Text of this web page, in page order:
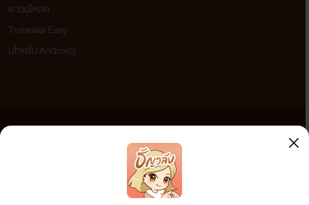
หญิงสาวสะบัดหัวไปมาพยายามยกสะโพก
แอ่นรับสร้างความสะใจให้เด็กหนุ่มสุดกำลัง
เธอช่างสุขใจจริงๆที่หม้อของเธอมีค่าในความรู้สึกของเด็กหนุ่ม
“โอ๊ยโอ๊ยพี่ผมจะทนไม่ไหวแล้วนะน้ำผมจะแตกแล้ว”
ดาวน์โหลด
Tunwalai Easy
(สำหรับ Android)
เว็บไซต์แห่งนี้ไม่ได้เห็นด้วยและไม่ขอรับผิดชอบต่อข้อความใดๆ ทั้งสิ้น ดังนั้นผู้อ่านทุกท่านโปรดใช้
วิจารณญาณในการกลั่นกรองด้วยตนเอง และหากท่านพบข้อความใดๆ ที่ขัดต่อกฎหมายและศีลธรรม
กรุณาแจ้งมาที่ tunwalai@ookbee.com เพื่อทีมงานจะได้ดำเนินการในทันที ทั้งนี้ ทางเว็บไซต์ขอสงวน
ลิขสิทธิ์ตามพระราชบัญญัติลิขสิทธิ์ (ฉบับเพิ่มเติม) พ.ศ.2558